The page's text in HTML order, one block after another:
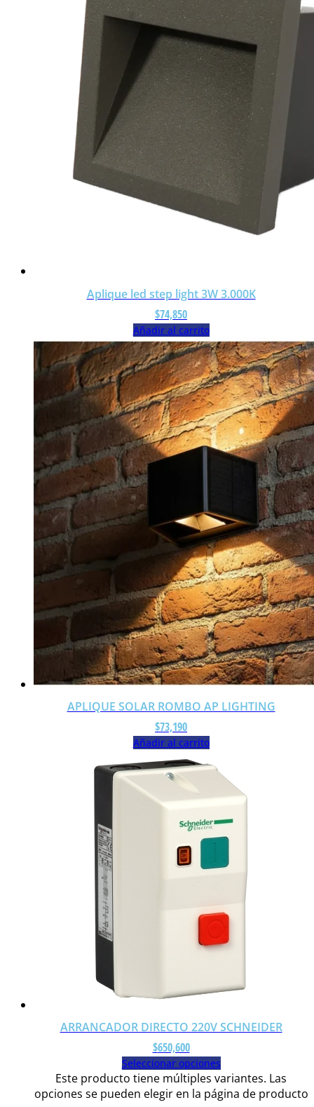
Aplique led step light 3W 3.000K
$74,850
Añadir al carrito
APLIQUE SOLAR ROMBO AP LIGHTING
$73,190
Añadir al carrito
ARRANCADOR DIRECTO 220V SCHNEIDER
$650,600
Seleccionar opciones
Este producto tiene múltiples variantes. Las
opciones se pueden elegir en la página de producto